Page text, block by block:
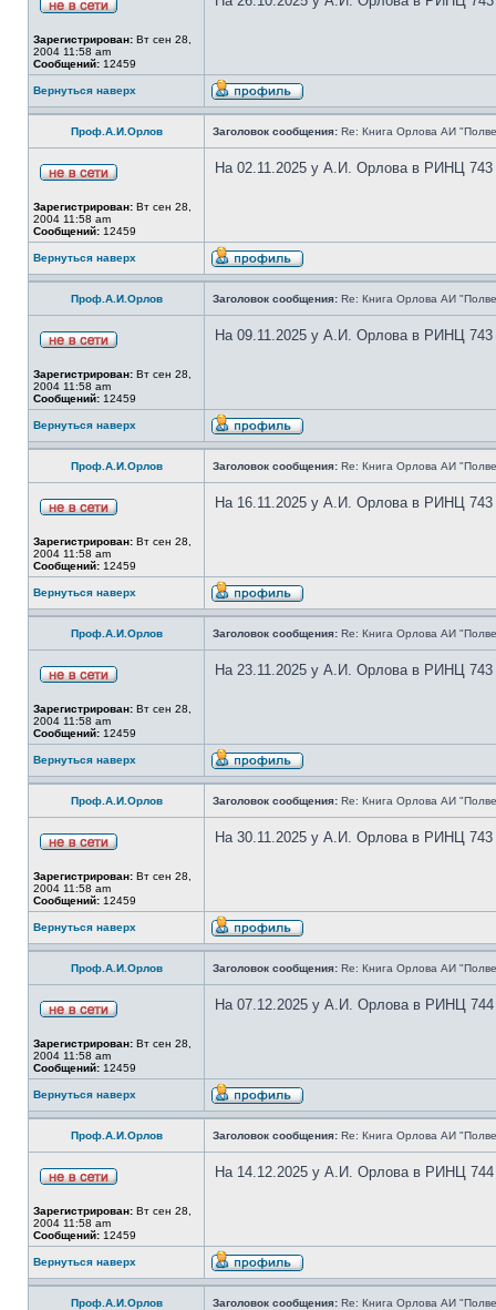
Зарегистрирован: Вт сен 28,
2004 11:58 am
Сообщений: 12459
Вернуться наверх
Проф.А.И.Орлов Заголовок сообщения: Re: Книга Орлова АИ
Зарегистрирован: Вт сен 28,
2004 11:58 am
Сообщений: 12459
На 02.11.2025 у А.И. Орлова в РИНЦ 743
Вернуться наверх
Проф.А.И.Орлов Заголовок сообщения: Re: Книга Орлова АИ
Зарегистрирован: Вт сен 28,
2004 11:58 am
Сообщений: 12459
На 09.11.2025 у А.И. Орлова в РИНЦ 743
Вернуться наверх
Проф.А.И.Орлов Заголовок сообщения: Re: Книга Орлова АИ
Зарегистрирован: Вт сен 28,
2004 11:58 am
Сообщений: 12459
На 16.11.2025 у А.И. Орлова в РИНЦ 743
Вернуться наверх
Проф.А.И.Орлов Заголовок сообщения: Re: Книга Орлова АИ
Зарегистрирован: Вт сен 28,
2004 11:58 am
Сообщений: 12459
На 23.11.2025 у А.И. Орлова в РИНЦ 743
Вернуться наверх
Проф.А.И.Орлов Заголовок сообщения: Re: Книга Орлова АИ
Зарегистрирован: Вт сен 28,
2004 11:58 am
Сообщений: 12459
На 30.11.2025 у А.И. Орлова в РИНЦ 743
Вернуться наверх
Проф.А.И.Орлов Заголовок сообщения: Re: Книга Орлова АИ
Зарегистрирован: Вт сен 28,
2004 11:58 am
Сообщений: 12459
На 07.12.2025 у А.И. Орлова в РИНЦ 744
Вернуться наверх
Проф.А.И.Орлов Заголовок сообщения: Re: Книга Орлова АИ
Зарегистрирован: Вт сен 28,
2004 11:58 am
Сообщений: 12459
На 14.12.2025 у А.И. Орлова в РИНЦ 744
Вернуться наверх
Проф.А.И.Орлов Заголовок сообщения: Re: Книга Орлова АИ